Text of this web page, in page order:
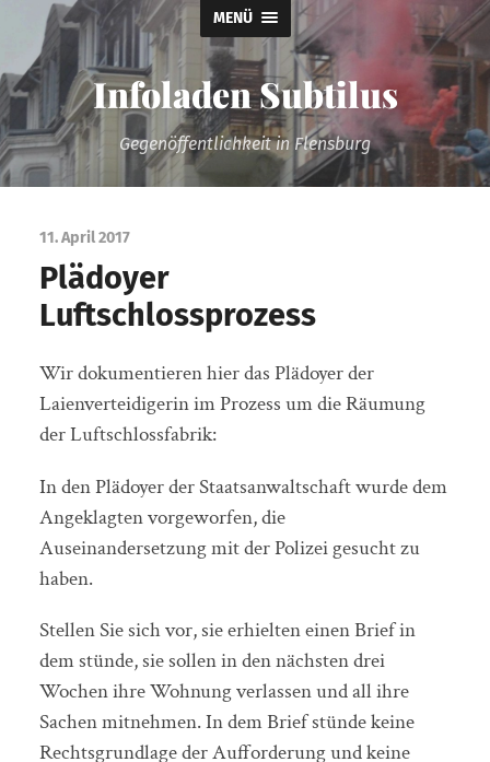
MENÜ
Infoladen Subtilus
Gegenöffentlichkeit in Flensburg
11. April 2017
Plädoyer
Luftschlossprozess
Wir dokumentieren hier das Plädoyer der
Laienverteidigerin im Prozess um die Räumung
der Luftschlossfabrik:
In den Plädoyer der Staatsanwaltschaft wurde dem
Angeklagten vorgeworfen, die
Auseinandersetzung mit der Polizei gesucht zu
haben.
Stellen Sie sich vor, sie erhielten einen Brief in
dem stünde, sie sollen in den nächsten drei
Wochen ihre Wohnung verlassen und all ihre
Sachen mitnehmen. In dem Brief stünde keine
Rechtsgrundlage der Aufforderung und keine